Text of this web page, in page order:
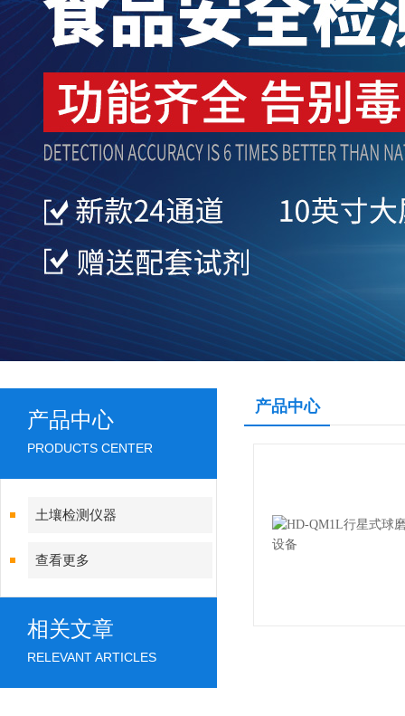
产品中心
PRODUCTS CENTER
土壤检测仪器
查看更多
相关文章
RELEVANT ARTICLES
产品中心